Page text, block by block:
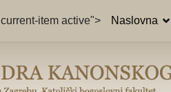
current-item active"> Naslovna